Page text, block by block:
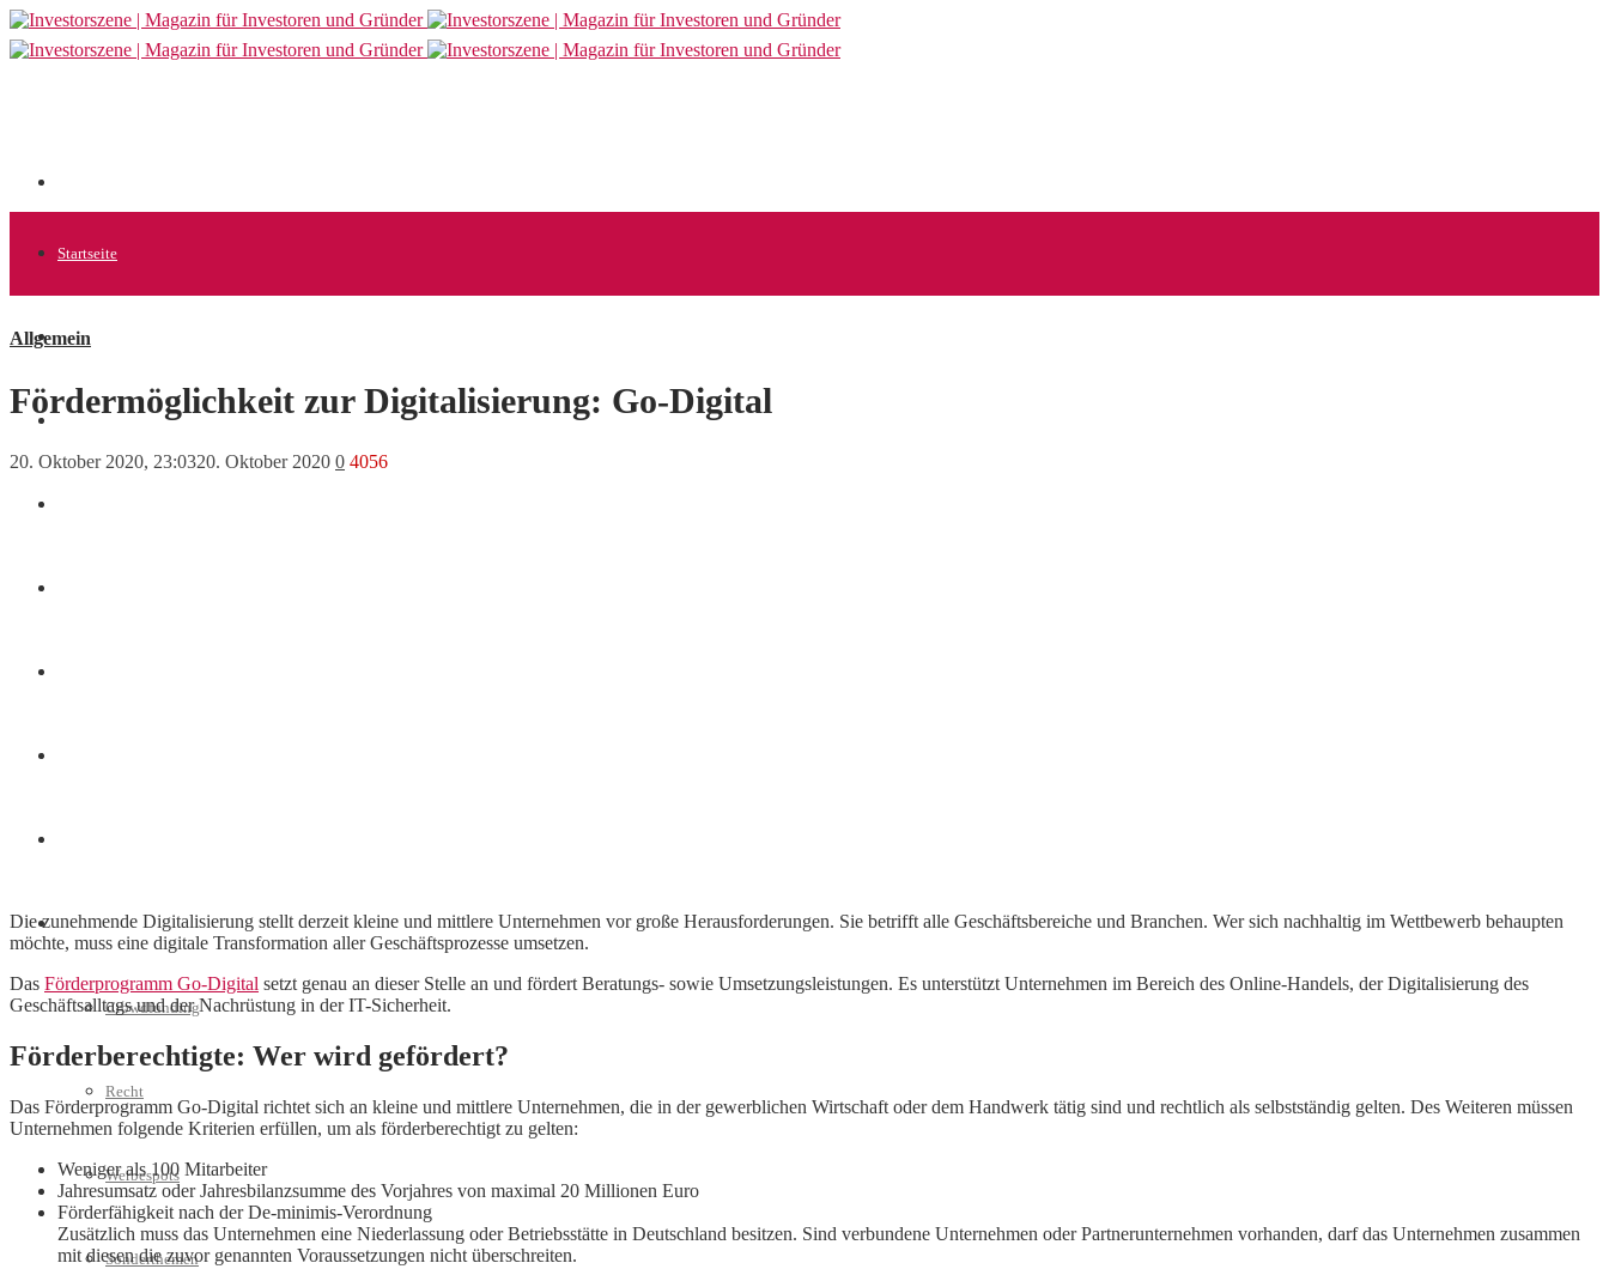
Startseite
Allgemein
Weitere
Crowdfunding
Recht
Werbespots
Sonderthemen
Allgemein
Fördermöglichkeit zur Digitalisierung: Go-Digital
20. Oktober 2020, 23:0320. Oktober 2020 0 4056
Die zunehmende Digitalisierung stellt derzeit kleine und mittlere Unternehmen vor große Herausforderungen. Sie betrifft alle Geschäftsbereiche und Branchen. Wer sich nachhaltig im Wettbewerb behaupten
möchte, muss eine digitale Transformation aller Geschäftsprozesse umsetzen.
Das Förderprogramm Go-Digital setzt genau an dieser Stelle an und fördert Beratungs- sowie Umsetzungsleistungen. Es unterstützt Unternehmen im Bereich des Online-Handels, der Digitalisierung des
Geschäftsalltags und der Nachrüstung in der IT-Sicherheit.
Förderberechtigte: Wer wird gefördert?
Das Förderprogramm Go-Digital richtet sich an kleine und mittlere Unternehmen, die in der gewerblichen Wirtschaft oder dem Handwerk tätig sind und rechtlich als selbstständig gelten. Des Weiteren müssen
Unternehmen folgende Kriterien erfüllen, um als förderberechtigt zu gelten:
Weniger als 100 Mitarbeiter
Jahresumsatz oder Jahresbilanzsumme des Vorjahres von maximal 20 Millionen Euro
Förderfähigkeit nach der De-minimis-Verordnung
Zusätzlich muss das Unternehmen eine Niederlassung oder Betriebsstätte in Deutschland besitzen. Sind verbundene Unternehmen oder Partnerunternehmen vorhanden, darf das Unternehmen zusammen
mit diesen die zuvor genannten Voraussetzungen nicht überschreiten.